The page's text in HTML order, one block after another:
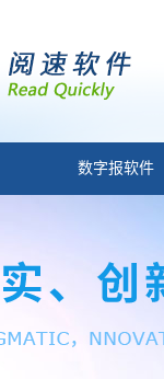
数字报软件